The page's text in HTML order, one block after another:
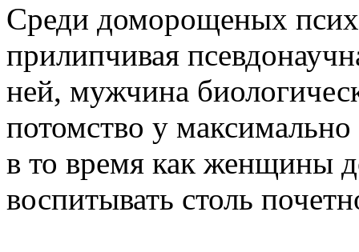
Среди доморощеных
прилипчивая
ней, мужчина
потомство у
в то время как женщины
воспитывать столь